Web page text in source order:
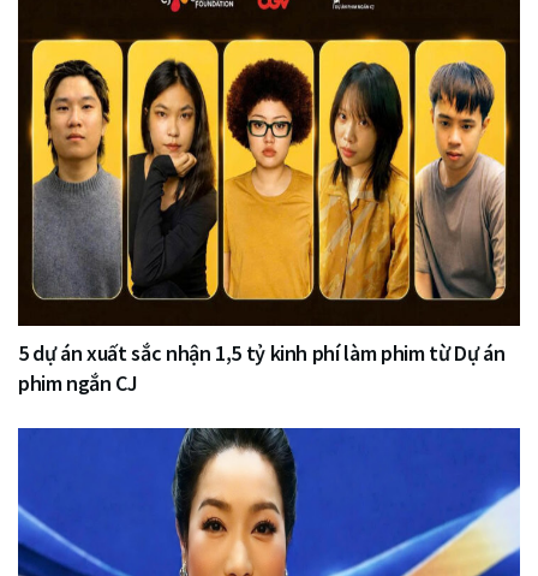
5 dự án xuất sắc nhận 1,5 tỷ kinh phí làm phim từ Dự án
phim ngắn CJ